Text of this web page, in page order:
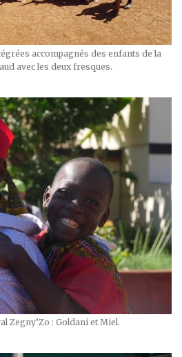
accompagnés des enfants de la
avec les deux fresques.
Zegny’Zo : Goldani et Miel.